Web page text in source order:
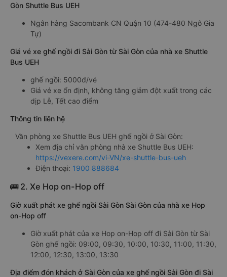
Gòn Shuttle Bus UEH
Ngân hàng Sacombank CN Quận 10 (474-480 Ngô Gia
Tự)
Giá vé xe ghế ngồi đi Sài Gòn từ Sài Gòn của nhà xe Shuttle
Bus UEH
ghế ngồi: 5000đ/vé
Giá vé xe ổn định, không tăng giảm đột xuất trong các
dịp Lễ, Tết cao điểm
Thông tin liên hệ
Văn phòng xe Shuttle Bus UEH ghế ngồi ở Sài Gòn:
Xem địa chỉ văn phòng nhà xe Shuttle Bus UEH:
https://vexere.com/vi-VN/xe-shuttle-bus-ueh
Điện thoại: 1900 888684
🚌 2. Xe Hop on-Hop off
Giờ xuất phát xe ghế ngồi Sài Gòn Sài Gòn của nhà xe Hop
on-Hop off
Giờ xuất phát của xe Hop on-Hop off đi Sài Gòn từ Sài
Gòn ghế ngồi: 09:00, 09:30, 10:00, 10:30, 11:00, 11:30,
12:00, 12:30, 13:00, 13:30
Địa điểm đón khách ở Sài Gòn của xe ghế ngồi Sài Gòn đi Sài